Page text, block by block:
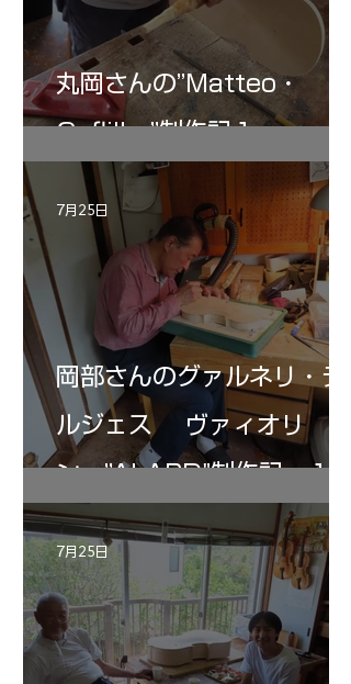
丸岡さんの”Matteo・
Gofliller”制作記１
岡部さんのグァルネリ・デ
ルジェス ヴァィオリ
ン ”ALARD"制作記 １2
7月25日
7月25日